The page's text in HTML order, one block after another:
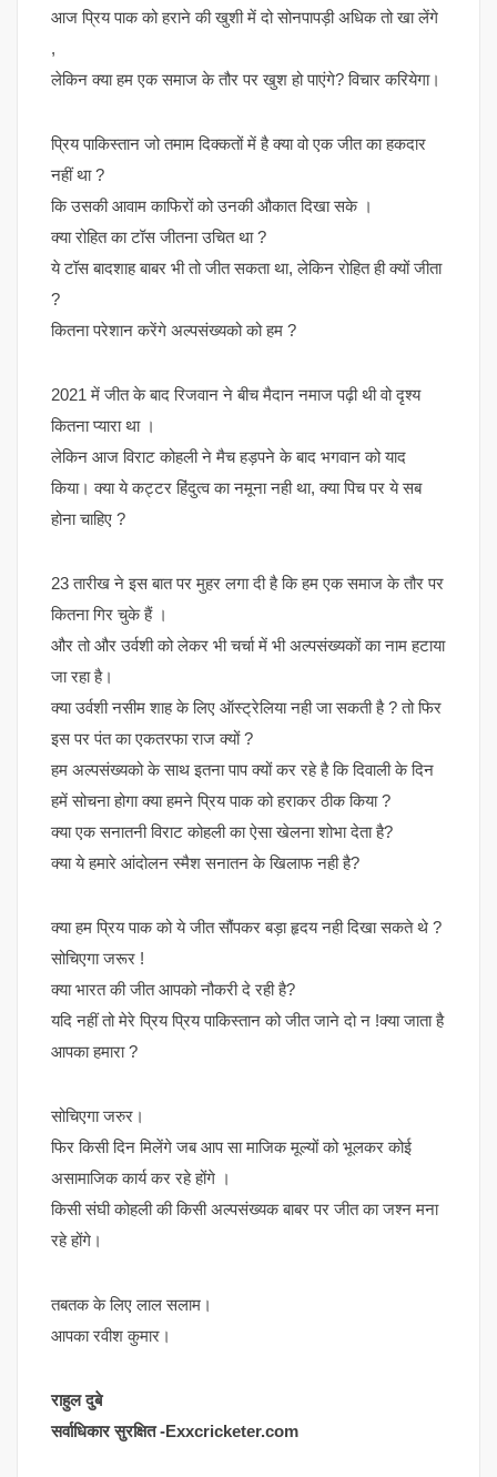
आज प्रिय पाक को हराने की खुशी में दो सोनपापड़ी अधिक तो खा लेंगे
,
लेकिन क्या हम एक समाज के तौर पर खुश हो पाएंगे? विचार करियेगा।
प्रिय पाकिस्तान जो तमाम दिक्कतों में है क्या वो एक जीत का हकदार
नहीं था ?
कि उसकी आवाम काफिरों को उनकी औकात दिखा सके ।
क्या रोहित का टॉस जीतना उचित था ?
ये टॉस बादशाह बाबर भी तो जीत सकता था, लेकिन रोहित ही क्यों जीता
?
कितना परेशान करेंगे अल्पसंख्यको को हम ?
2021 में जीत के बाद रिजवान ने बीच मैदान नमाज पढ़ी थी वो दृश्य
कितना प्यारा था ।
लेकिन आज विराट कोहली ने मैच हड़पने के बाद भगवान को याद
किया। क्या ये कट्टर हिंदुत्व का नमूना नही था, क्या पिच पर ये सब
होना चाहिए ?
23 तारीख ने इस बात पर मुहर लगा दी है कि हम एक समाज के तौर पर
कितना गिर चुके हैं ।
और तो और उर्वशी को लेकर भी चर्चा में भी अल्पसंख्यकों का नाम हटाया
जा रहा है।
क्या उर्वशी नसीम शाह के लिए ऑस्ट्रेलिया नही जा सकती है ? तो फिर
इस पर पंत का एकतरफा राज क्यों ?
हम अल्पसंख्यको के साथ इतना पाप क्यों कर रहे है कि दिवाली के दिन
हमें सोचना होगा क्या हमने प्रिय पाक को हराकर ठीक किया ?
क्या एक सनातनी विराट कोहली का ऐसा खेलना शोभा देता है?
क्या ये हमारे आंदोलन स्मैश सनातन के खिलाफ नही है?
क्या हम प्रिय पाक को ये जीत सौंपकर बड़ा हृदय नही दिखा सकते थे ?
सोचिएगा जरूर !
क्या भारत की जीत आपको नौकरी दे रही है?
यदि नहीं तो मेरे प्रिय प्रिय पाकिस्तान को जीत जाने दो न !क्या जाता है
आपका हमारा ?
सोचिएगा जरुर।
फिर किसी दिन मिलेंगे जब आप सा माजिक मूल्यों को भूलकर कोई
असामाजिक कार्य कर रहे होंगे ।
किसी संघी कोहली की किसी अल्पसंख्यक बाबर पर जीत का जश्न मना
रहे होंगे।
तबतक के लिए लाल सलाम।
आपका रवीश कुमार।
राहुल दुबे
सर्वाधिकार सुरक्षित -Exxcricketer.com